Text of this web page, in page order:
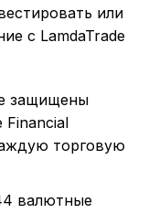
или
с LamdaTrade
защищены
торговую
валютные